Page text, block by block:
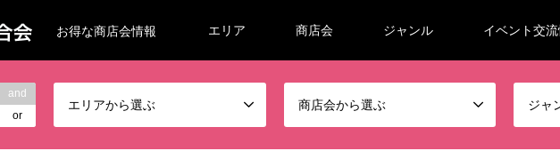
お得な商店会情報 エリア 商店会 ジャンル イベント交
and
or
エリアから選ぶ 商店会から選ぶ ジャ